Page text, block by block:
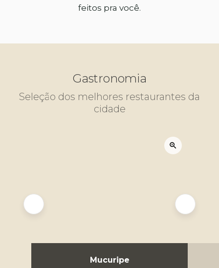
feitos pra você.
Gastronomia
Seleção dos melhores restaurantes da
cidade
Mucuripe